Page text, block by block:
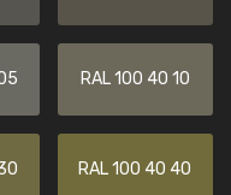
RAL 100 40 10
RAL 100 40 40